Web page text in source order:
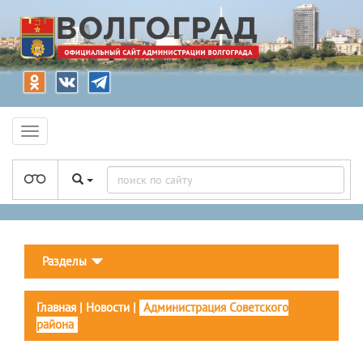
Разделы
Главная | Новости | Администрация Советского
района